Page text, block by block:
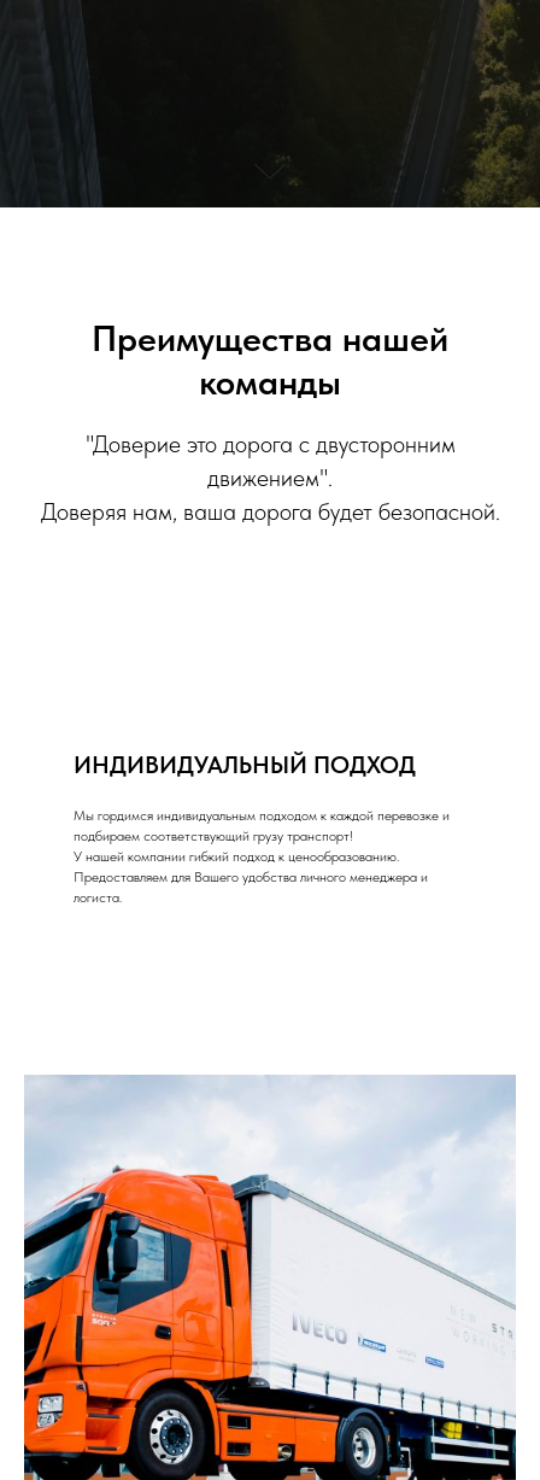
Преимущества нашей
команды
"Доверие это дорога с двусторонним
движением".
Доверяя нам, ваша дорога будет безопасной.
ИНДИВИДУАЛЬНЫЙ ПОДХОД
Мы гордимся индивидуальным подходом к каждой перевозке и
подбираем соответствующий грузу транспорт!
У нашей компании гибкий подход к ценообразованию.
Предоставляем для Вашего удобства личного менеджера и
логиста.